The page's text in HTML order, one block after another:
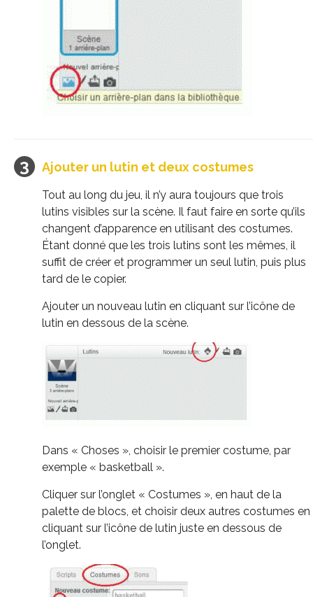
Ajouter un lutin et deux costumes
Tout au long du jeu, il n’y aura toujours que trois
lutins visibles sur la scène. Il faut faire en sorte qu’ils
changent d’apparence en utilisant des costumes.
Étant donné que les trois lutins sont les mêmes, il
suffit de créer et programmer un seul lutin, puis plus
tard de le copier.
Ajouter un nouveau lutin en cliquant sur l’icône de
lutin en dessous de la scène.
Dans « Choses », choisir le premier costume, par
exemple « basketball ».
Cliquer sur l’onglet « Costumes », en haut de la
palette de blocs, et choisir deux autres costumes en
cliquant sur l’icône de lutin juste en dessous de
l’onglet.